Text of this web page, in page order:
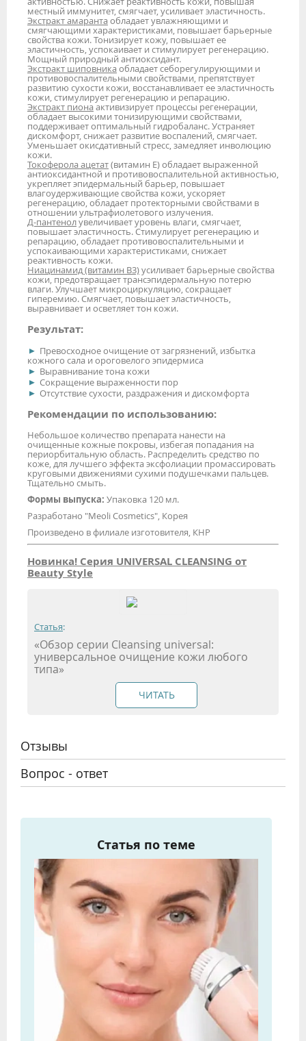
местный иммунитет, смягчает, усиливает эластичность.
Экстракт амаранта обладает увлажняющими и
смягчающими характеристиками, повышает барьерные
свойства кожи. Тонизирует кожу, повышает ее
эластичность, успокаивает и стимулирует регенерацию.
Мощный природный антиоксидант.
Экстракт шиповника обладает себорегулирующими и
противовоспалительными свойствами, препятствует
развитию сухости кожи, восстанавливает ее эластичность
кожи, стимулирует регенерацию и репарацию.
Экстракт пионаактивизирует процессы регенерации,
обладает высокими тонизирующими свойствами,
поддерживает оптимальный гидробаланс. Устраняет
дискомфорт, снижает развитие воспалений, смягчает.
Уменьшает окисдативный стресс, замедляет инволюцию
кожи.
Токоферола ацетат(витамин Е) обладает выраженной
антиоксидантной и противовоспалительной активностью,
укрепляет эпидермальный барьер, повышает
влагоудерживающие свойства кожи, ускоряет
регенерацию, обладает протекторными свойствами в
отношении ультрафиолетового излучения.
Д-пантенолувеличивает уровень влаги, смягчает,
повышает эластичность. Стимулирует регенерацию и
репарацию, обладает противовоспалительными и
успокаивающими характеристиками, снижает
реактивность кожи.
Ниацинамид (витамин В3)усиливает барьерные свойства
кожи, предотвращает трансэпидермальную потерю
влаги. Улучшает микроциркуляцию, сокращает
гиперемию. Смягчает, повышает эластичность,
выравнивает и осветляет тон кожи.
Результат:
Превосходное очищение от загрязнений, избытка
кожного сала и ороговелого эпидермиса
Выравнивание тона кожи
Сокращение выраженности пор
Отсутствие сухости, раздражения и дискомфорта
Рекомендации по использованию:
Небольшое количество препарата нанести на
очищенные кожные покровы, избегая попадания на
периорбитальную область. Распределить средство по
коже, для лучшего эффекта эксфолиации промассировать
круговыми движениями сухими подушечками пальцев.
Тщательно смыть.
Формы выпуска: Упаковка 120 мл.
Разработано "Meoli Cosmetics", Корея
Произведено в филиале изготовителя, КНР
Новинка! Серия UNIVERSAL CLEANSING от
Beauty Style
Статья:
«Обзор серии Cleansing universal:
универсальное очищение кожи любого
типа»
ЧИТАТЬ
Отзывы
Вопрос - ответ
Статья по теме